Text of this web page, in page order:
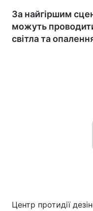
За найгіршим
можуть
світла та
Центр протидії